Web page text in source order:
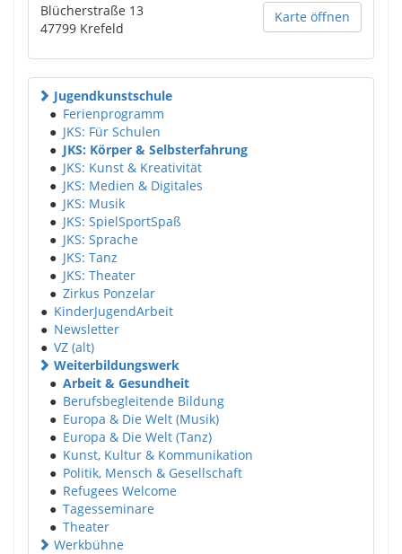
Karte öffnen
Blücherstraße 13
47799 Krefeld
Jugendkunstschule
● Ferienprogramm
● JKS: Für Schulen
● JKS: Körper & Selbsterfahrung
● JKS: Kunst & Kreativität
● JKS: Medien & Digitales
● JKS: Musik
● JKS: SpielSportSpaß
● JKS: Sprache
● JKS: Tanz
● JKS: Theater
● Zirkus Ponzelar
● KinderJugendArbeit
● Newsletter
● VZ (alt)
Weiterbildungswerk
● Arbeit & Gesundheit
● Berufsbegleitende Bildung
● Europa & Die Welt (Musik)
● Europa & Die Welt (Tanz)
● Kunst, Kultur & Kommunikation
● Politik, Mensch & Gesellschaft
● Refugees Welcome
● Tagesseminare
● Theater
Werkbühne